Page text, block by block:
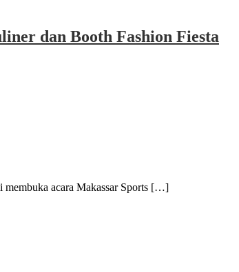
dan Booth Fashion Fiesta
acara Makassar Sports […]